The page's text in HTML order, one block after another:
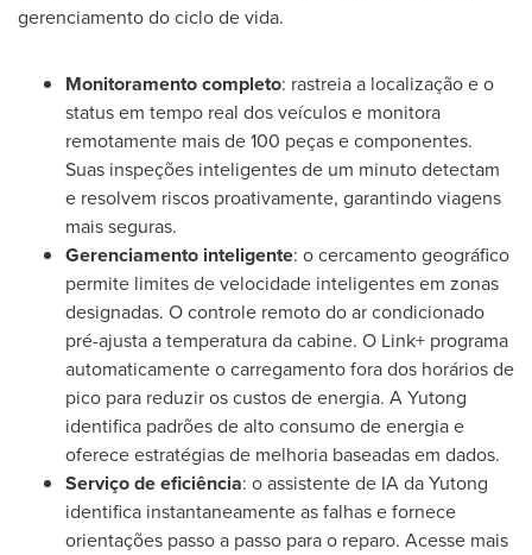
gerenciamento do ciclo de vida.
Monitoramento completo: rastreia a localização e o
status em tempo real dos veículos e monitora
remotamente mais de 100 peças e componentes.
Suas inspeções inteligentes de um minuto detectam
e resolvem riscos proativamente, garantindo viagens
mais seguras.
Gerenciamento inteligente: o cercamento geográfico
permite limites de velocidade inteligentes em zonas
designadas. O controle remoto do ar condicionado
pré-ajusta a temperatura da cabine. O Link+ programa
automaticamente o carregamento fora dos horários de
pico para reduzir os custos de energia. A Yutong
identifica padrões de alto consumo de energia e
oferece estratégias de melhoria baseadas em dados.
Serviço de eficiência: o assistente de IA da Yutong
identifica instantaneamente as falhas e fornece
orientações passo a passo para o reparo. Acesse mais